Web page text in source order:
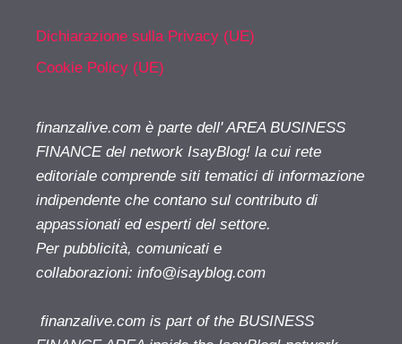
Dichiarazione sulla Privacy (UE)
Cookie Policy (UE)
finanzalive.com è parte dell' AREA BUSINESS
FINANCE del network IsayBlog! la cui rete
editoriale comprende siti tematici di informazione
indipendente che contano sul contributo di
appassionati ed esperti del settore.
Per pubblicità, comunicati e
collaborazioni: info@isayblog.com
finanzalive.com is part of the BUSINESS